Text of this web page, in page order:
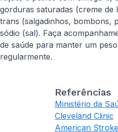
gorduras saturadas (creme de
trans (salgadinhos, bombons,
sódio (sal). Faça
de saúde para manter um
regularmente.
Referências
Ministério da
Cleveland Clinic
American